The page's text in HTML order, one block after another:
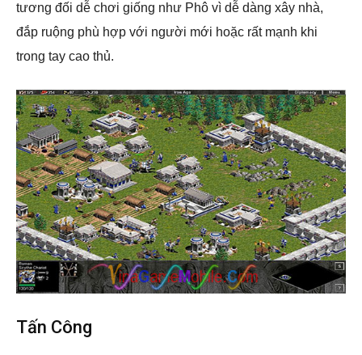
tương đối dễ chơi giống như Phô vì dễ dàng xây nhà,
đắp ruộng phù hợp với người mới hoặc rất mạnh khi
trong tay cao thủ.
Tấn Công